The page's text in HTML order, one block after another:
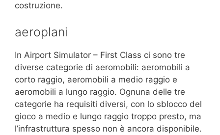
costruzione.
aeroplani
In Airport Simulator – First Class ci sono tre
diverse categorie di aeromobili: aeromobili a
corto raggio, aeromobili a medio raggio e
aeromobili a lungo raggio. Ognuna delle tre
categorie ha requisiti diversi, con lo sblocco del
gioco a medio e lungo raggio troppo presto, ma
l’infrastruttura spesso non è ancora disponibile.